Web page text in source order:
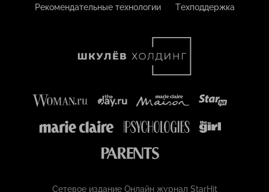
Рекомендательные технологии
Техподдержка
Сетевое издание Онлайн журнал StarHit